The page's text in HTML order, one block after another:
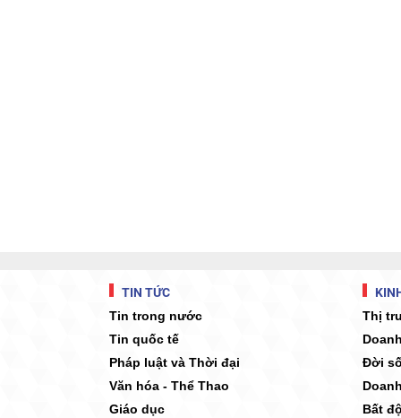
TIN TỨC
Tin trong nước
Tin quốc tế
Pháp luật và Thời đại
Văn hóa - Thể Thao
Giáo dục
Thị
Đời
Bất